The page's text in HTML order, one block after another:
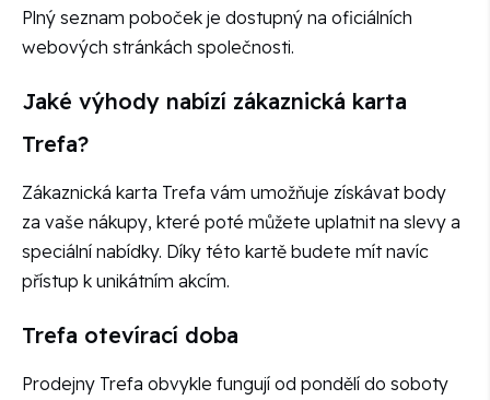
Plný seznam poboček je dostupný na oficiálních
webových stránkách společnosti.
Jaké výhody nabízí zákaznická karta
Trefa?
Zákaznická karta Trefa vám umožňuje získávat body
za vaše nákupy, které poté můžete uplatnit na slevy a
speciální nabídky. Díky této kartě budete mít navíc
přístup k unikátním akcím.
Trefa otevírací doba
Prodejny Trefa obvykle fungují od pondělí do soboty